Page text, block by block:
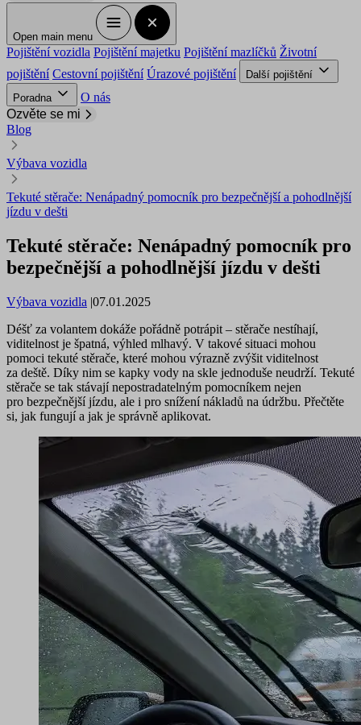
Open main menu
Pojištění vozidla Pojištění majetku Pojištění mazlíčků Životní
pojištění Cestovní pojištění Úrazové pojištění
Další pojištění
Poradna
O nás
Ozvěte se mi
Blog
Výbava vozidla
Tekuté stěrače: Nenápadný pomocník pro bezpečnější a pohodlnější
jízdu v dešti
Tekuté stěrače: Nenápadný pomocník pro
bezpečnější a pohodlnější jízdu v dešti
Výbava vozidla |07.01.2025
Déšť za volantem dokáže pořádně potrápit – stěrače nestíhají,
viditelnost je špatná, výhled mlhavý. V takové situaci mohou
pomoci tekuté stěrače, které mohou výrazně zvýšit viditelnost
za deště. Díky nim se kapky vody na skle jednoduše neudrží. Tekuté
stěrače se tak stávají nepostradatelným pomocníkem nejen
pro bezpečnější jízdu, ale i pro snížení nákladů na údržbu. Přečtěte
si, jak fungují a jak je správně aplikovat.